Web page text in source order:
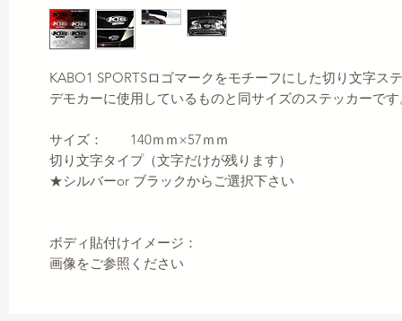
KABO1 SPORTSロゴマークをモチーフにした切り文字ス
デモカーに使用しているものと同サイズのステッカーで
サイズ： 140ｍｍ×57ｍｍ
切り文字タイプ（文字だけが残ります）
★シルバーor ブラックからご選択下さい
ボディ貼付けイメージ：
画像をご参照ください